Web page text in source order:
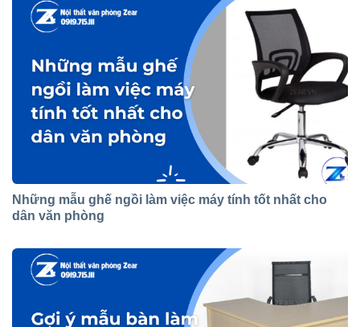
Những mẫu ghế ngồi làm việc máy tính tốt nhất cho
dân văn phòng